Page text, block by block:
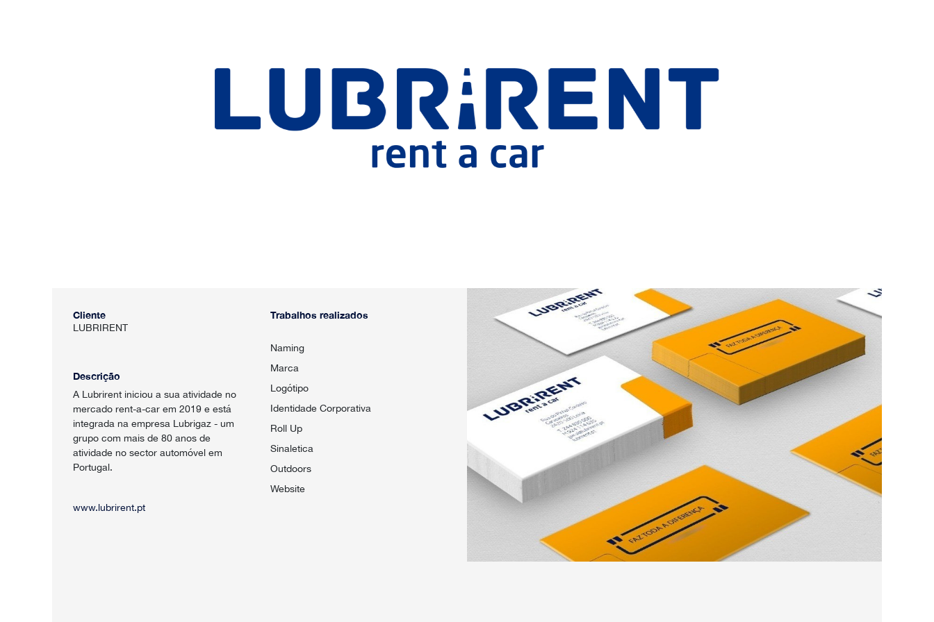
Cliente
LUBRIRENT
Descrição
A Lubrirent iniciou a sua atividade no
mercado rent-a-car em 2019 e está
integrada na empresa Lubrigaz - um
grupo com mais de 80 anos de
atividade no sector automóvel em
Portugal.
www.lubrirent.pt
Trabalhos realizados
Naming
Marca
Logótipo
Identidade Corporativa
Roll Up
Sinaletica
Outdoors
Website